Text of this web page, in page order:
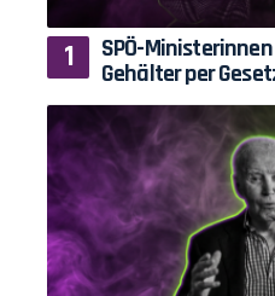
SPÖ-
Gehälter per